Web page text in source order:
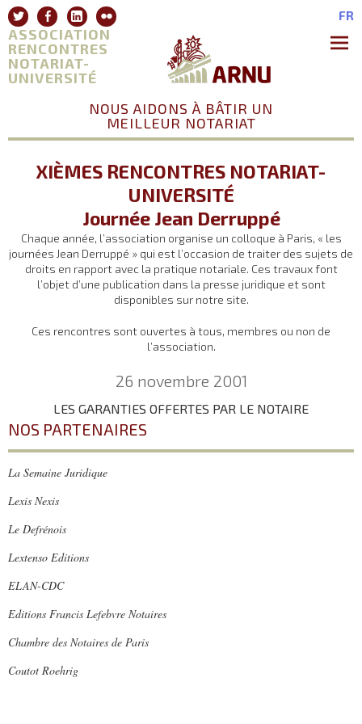
Aller
au
contenu
TwitterFacebook
LinkedinFlickr FR
ASSOCIATION
RENCONTRES
NOTARIAT-
UNIVERSITÉ
NOUS AIDONS À BÂTIR UN
MEILLEUR NOTARIAT
NOS PARTENAIRES
La Semaine Juridique
Lexis Nexis
Le Defrénois
Lextenso Editions
ELAN-CDC
Editions Francis Lefebvre Notaires
Chambre des Notaires de Paris
Coutot Roehrig
XIÈMES RENCONTRES NOTARIAT-
UNIVERSITÉ
Journée Jean Derruppé
Chaque année, l’association organise un colloque à Paris, « les
journées Jean Derruppé » qui est l’occasion de traiter des sujets de
droits en rapport avec la pratique notariale. Ces travaux font
l’objet d’une publication dans la presse juridique et sont
disponibles sur notre site.
Ces rencontres sont ouvertes à tous, membres ou non de
l’association.
26 novembre 2001
LES GARANTIES OFFERTES PAR LE NOTAIRE